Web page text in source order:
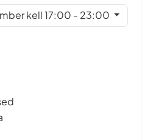
kell 17:00 - 23:00